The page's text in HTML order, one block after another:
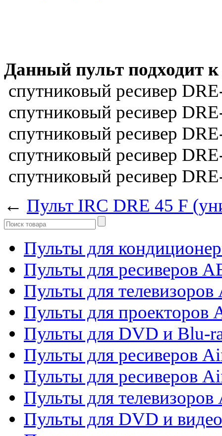
Данный пульт подходит
спутниковый ресивер
спутниковый ресивер
спутниковый ресивер
спутниковый ресивер
спутниковый ресивер
← Пульт IRC DRE 45 F
Пульты для
Пульты для ресиверов
Пульты для телевизоров
Пульты для проекторов
Пульты для DVD и Blu-
Пульты для ресиверов
Пульты для ресиверов
Пульты для телевизоров
Пульты для DVD и